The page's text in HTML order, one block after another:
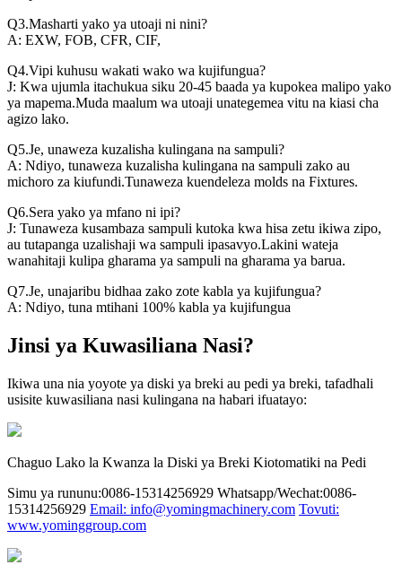
Q3.Masharti yako ya utoaji ni nini?
A: EXW, FOB, CFR, CIF,
Q4.Vipi kuhusu wakati wako wa kujifungua?
J: Kwa ujumla itachukua siku 20-45 baada ya kupokea malipo yako
ya mapema.Muda maalum wa utoaji unategemea vitu na kiasi cha
agizo lako.
Q5.Je, unaweza kuzalisha kulingana na sampuli?
A: Ndiyo, tunaweza kuzalisha kulingana na sampuli zako au
michoro za kiufundi.Tunaweza kuendeleza molds na Fixtures.
Q6.Sera yako ya mfano ni ipi?
J: Tunaweza kusambaza sampuli kutoka kwa hisa zetu ikiwa zipo,
au tutapanga uzalishaji wa sampuli ipasavyo.Lakini wateja
wanahitaji kulipa gharama ya sampuli na gharama ya barua.
Q7.Je, unajaribu bidhaa zako zote kabla ya kujifungua?
A: Ndiyo, tuna mtihani 100% kabla ya kujifungua
Jinsi ya Kuwasiliana Nasi?
Ikiwa una nia yoyote ya diski ya breki au pedi ya breki, tafadhali
usisite kuwasiliana nasi kulingana na habari ifuatayo:
Chaguo Lako la Kwanza la Diski ya Breki Kiotomatiki na Pedi
Simu ya rununu:0086-15314256929 Whatsapp/Wechat:0086-
15314256929 Email: info@yomingmachinery.com Tovuti:
www.yominggroup.com